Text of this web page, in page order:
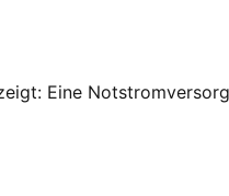
Eine